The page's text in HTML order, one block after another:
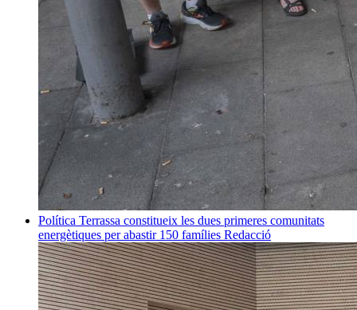
Política Terrassa constitueix les dues primeres comunitats
energètiques per abastir 150 famílies Redacció